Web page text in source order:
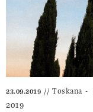
23.09.2019 Toskana
2019